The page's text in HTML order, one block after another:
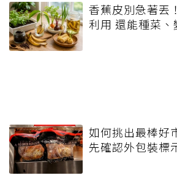
香蕉皮別急著丟
利用 還能種菜
如何挑出最棒好
先確認外包裝標